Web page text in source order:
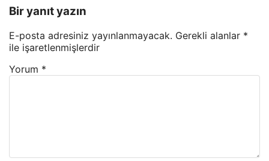
Bir yanıt yazın
E-posta adresiniz yayınlanmayacak. Gerekli alanlar *
ile işaretlenmişlerdir
Yorum *